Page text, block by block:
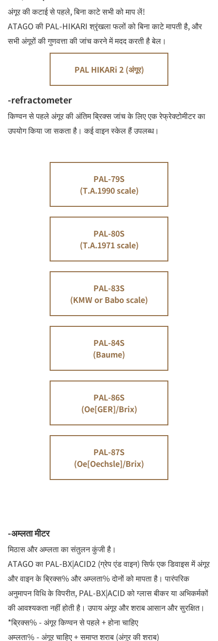
अंगूर की कटाई से पहले, बिना काटे सभी को माप लें!
ATAGO की PAL-HIKARI श्रृंखला फलों को बिना काटे मापती है, और
सभी अंगूरों की गुणवत्ता की जांच करने में मदद करती है बेल।
PAL HIKARi 2 (अंगूर)
-refractometer
किण्वन से पहले अंगूर की अंतिम ब्रिक्स जांच के लिए एक रेफ्रेक्टोमीटर का
उपयोग किया जा सकता है। कई वाइन स्केल हैं उपलब्ध।
PAL-79S
(T.A.1990 scale)
PAL-80S
(T.A.1971 scale)
PAL-83S
(KMW or Babo scale)
PAL-84S
(Baume)
PAL-86S
(Oe[GER]/Brix)
PAL-87S
(Oe[Oechsle]/Brix)
-अम्लता मीटर
मिठास और अम्लता का संतुलन कुंजी है।
ATAGO का PAL-BX|ACID2 (ग्रेप एंड वाइन) सिर्फ एक डिवाइस में अंगूर
और वाइन के ब्रिक्स% और अम्लता% दोनों को मापता है। पारंपरिक
अनुमापन विधि के विपरीत, PAL-BX|ACID को ग्लास बीकर या अभिकर्मकों
की आवश्यकता नहीं होती है। उपाय अंगूर और शराब आसान और सुरक्षित।
*ब्रिक्स% - अंगूर किण्वन से पहले + होना चाहिए
अम्लता% - अंगूर चाहिए + समाप्त शराब (अंगुर की शराब)